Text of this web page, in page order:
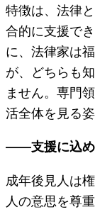
特徴は、法律
合的に支援で
に、法律家は
が、どちらも
ません。専門
活全体を見る
――支援に込め
成年後見人は
人の意思を尊